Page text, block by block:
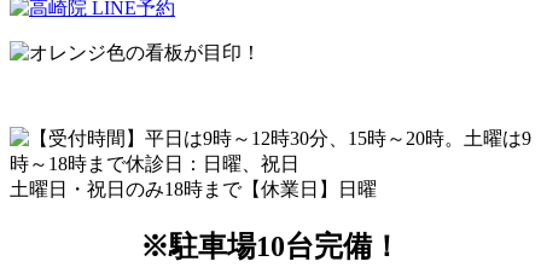
土曜日・祝日のみ18時まで【休業日】日曜
※駐車場10台完備！